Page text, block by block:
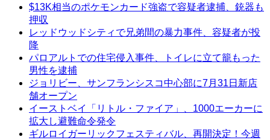
$13K相当のポケモンカード強盗で容疑者逮捕、銃器も
押収
レッドウッドシティで兄弟間の暴力事件、容疑者が投
降
パロアルトでの住宅侵入事件、トイレに立て籠もった
男性を逮捕
ジョリビー、サンフランシスコ中心部に7月31日新店
舗オープン
イーストベイ「リトル・ファイア」、1000エーカーに
拡大し避難命令発令
ギルロイガーリックフェスティバル、再開決定！今週